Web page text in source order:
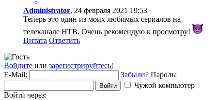
Administrator, 24 февраля 2021 19:53
Теперь это один из моих любимых сериалов на
телеканале НТВ. Очень рекомендую к просмотру!
Цитата Ответить
Войдите или зарегистрируйтесь!
E-Mail:
Забыли? Пароль:
Войти
Чужой компьютер
Войти через: